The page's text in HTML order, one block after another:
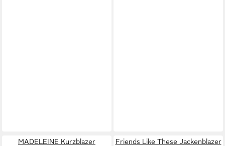
MADELEINE Kurzblazer
Friends Like These Jackenblazer